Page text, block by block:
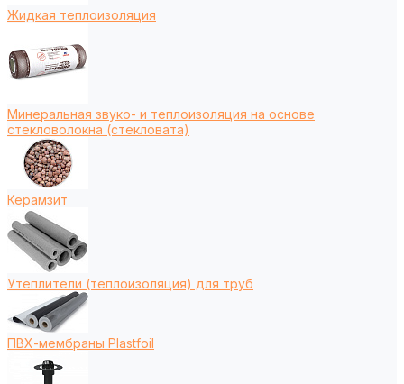
Жидкая теплоизоляция
Минеральная звуко- и теплоизоляция на основе
стекловолокна (стекловата)
Керамзит
Утеплители (теплоизоляция) для труб
ПВХ-мембраны Plastfoil